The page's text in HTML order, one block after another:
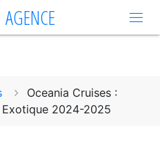
AGENCE
Oceania Cruises :
2024-2025